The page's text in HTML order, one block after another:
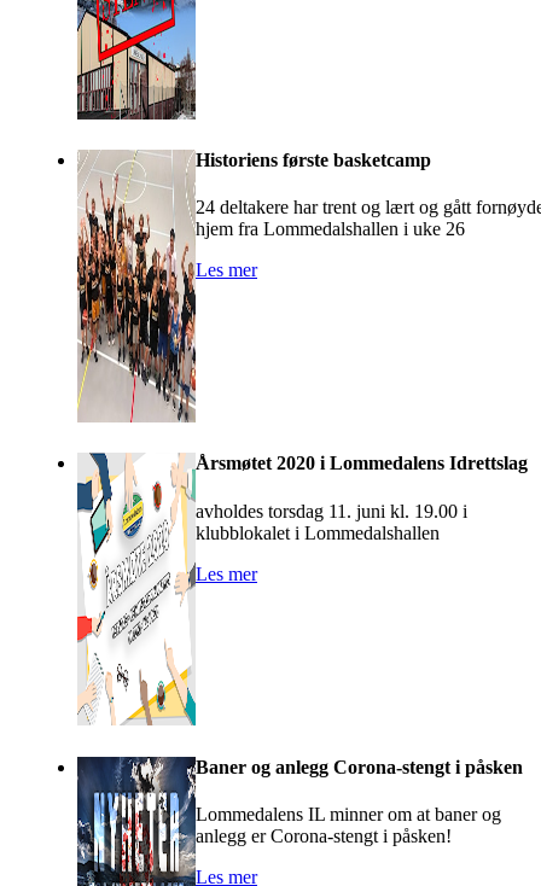
Historiens første basketcamp
24 deltakere har trent og lært og gått
hjem fra Lommedalshallen i uke 26
Les mer
Årsmøtet 2020 i Lommedalens Idrettslag
avholdes torsdag 11. juni kl. 19.00 i
klubblokalet i Lommedalshallen
Les mer
Baner og anlegg Corona-stengt i påsken
Lommedalens IL minner om at baner og
anlegg er Corona-stengt i påsken!
Les mer